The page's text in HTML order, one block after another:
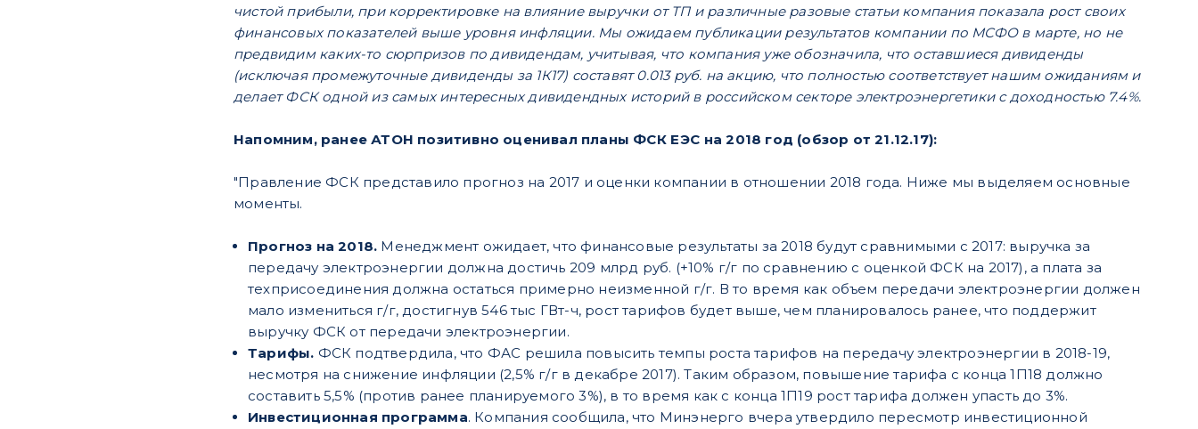
чистой прибыли, при корректировке на влияние выручки от ТП и различные разовые статьи компания показала рост своих
финансовых показателей выше уровня инфляции. Мы ожидаем публикации результатов компании по МСФО в марте, но не
предвидим каких-то сюрпризов по дивидендам, учитывая, что компания уже обозначила, что оставшиеся дивиденды
(исключая промежуточные дивиденды за 1К17) составят 0.013 руб. на акцию, что полностью соответствует нашим ожиданиям и
делает ФСК одной из самых интересных дивидендных историй в российском секторе электроэнергетики с доходностью 7.4%.
Напомним, ранее АТОН позитивно оценивал планы ФСК ЕЭС на 2018 год (обзор от 21.12.17):
"Правление ФСК представило прогноз на 2017 и оценки компании в отношении 2018 года. Ниже мы выделяем основные
моменты.
Прогноз на 2018. Менеджмент ожидает, что финансовые результаты за 2018 будут сравнимыми с 2017: выручка за
передачу электроэнергии должна достичь 209 млрд руб. (+10% г/г по сравнению с оценкой ФСК на 2017), а плата за
техприсоединения должна остаться примерно неизменной г/г. В то время как объем передачи электроэнергии должен
мало измениться г/г, достигнув 546 тыс ГВт-ч, рост тарифов будет выше, чем планировалось ранее, что поддержит
выручку ФСК от передачи электроэнергии.
Тарифы. ФСК подтвердила, что ФАС решила повысить темпы роста тарифов на передачу электроэнергии в 2018-19,
несмотря на снижение инфляции (2,5% г/г в декабре 2017). Таким образом, повышение тарифа с конца 1П18 должно
составить 5,5% (против ранее планируемого 3%), в то время как с конца 1П19 рост тарифа должен упасть до 3%.
Инвестиционная программа. Компания сообщила, что Минэнерго вчера утвердило пересмотр инвестиционной